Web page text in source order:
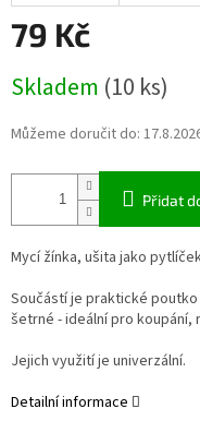
79 Kč
cena:
Skladem (10 ks)
Můžeme doručit do:
Přidat
Mycí žínka, ušita jako
Součástí je praktické poutko
šetrné - ideální pro koupání,
Jejich využití je univerzální.
Detailní informace